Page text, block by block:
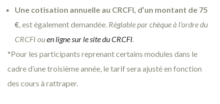
Une cotisation annuelle au CRCFI, d’un montant de 75
€, est également demandée. Réglable par chèque à l’ordre du
CRCFI ouen ligne sur le site du CRCFI.
*Pour les participants reprenant certains modules dans le
cadre d’une troisième année, le tarif sera ajusté en fonction
des cours à rattraper.